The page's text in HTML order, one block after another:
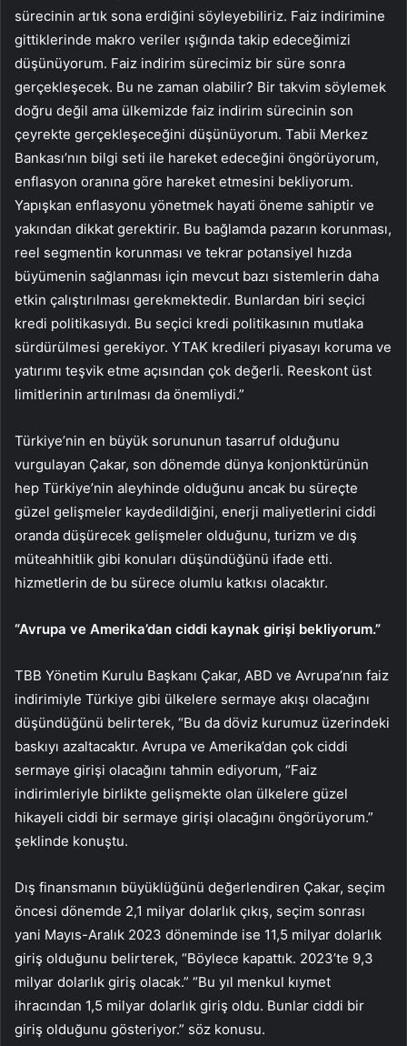
sürecinin artık sona erdiğini söyleyebiliriz. Faiz indirimine
gittiklerinde makro veriler ışığında takip edeceğimizi
düşünüyorum. Faiz indirim sürecimiz bir süre sonra
gerçekleşecek. Bu ne zaman olabilir? Bir takvim söylemek
doğru değil ama ülkemizde faiz indirim sürecinin son
çeyrekte gerçekleşeceğini düşünüyorum. Tabii Merkez
Bankası’nın bilgi seti ile hareket edeceğini öngörüyorum,
enflasyon oranına göre hareket etmesini bekliyorum.
Yapışkan enflasyonu yönetmek hayati öneme sahiptir ve
yakından dikkat gerektirir. Bu bağlamda pazarın korunması,
reel segmentin korunması ve tekrar potansiyel hızda
büyümenin sağlanması için mevcut bazı sistemlerin daha
etkin çalıştırılması gerekmektedir. Bunlardan biri seçici
kredi politikasıydı. Bu seçici kredi politikasının mutlaka
sürdürülmesi gerekiyor. YTAK kredileri piyasayı koruma ve
yatırımı teşvik etme açısından çok değerli. Reeskont üst
limitlerinin artırılması da önemliydi.”
Türkiye’nin en büyük sorununun tasarruf olduğunu
vurgulayan Çakar, son dönemde dünya konjonktürünün
hep Türkiye’nin aleyhinde olduğunu ancak bu süreçte
güzel gelişmeler kaydedildiğini, enerji maliyetlerini ciddi
oranda düşürecek gelişmeler olduğunu, turizm ve dış
müteahhitlik gibi konuları düşündüğünü ifade etti.
hizmetlerin de bu sürece olumlu katkısı olacaktır.
“Avrupa ve Amerika’dan ciddi kaynak girişi bekliyorum.”
TBB Yönetim Kurulu Başkanı Çakar, ABD ve Avrupa’nın faiz
indirimiyle Türkiye gibi ülkelere sermaye akışı olacağını
düşündüğünü belirterek, “Bu da döviz kurumuz üzerindeki
baskıyı azaltacaktır. Avrupa ve Amerika’dan çok ciddi
sermaye girişi olacağını tahmin ediyorum, “Faiz
indirimleriyle birlikte gelişmekte olan ülkelere güzel
hikayeli ciddi bir sermaye girişi olacağını öngörüyorum.”
şeklinde konuştu.
Dış finansmanın büyüklüğünü değerlendiren Çakar, seçim
öncesi dönemde 2,1 milyar dolarlık çıkış, seçim sonrası
yani Mayıs-Aralık 2023 döneminde ise 11,5 milyar dolarlık
giriş olduğunu belirterek, “Böylece kapattık. 2023’te 9,3
milyar dolarlık giriş olacak.” “Bu yıl menkul kıymet
ihracından 1,5 milyar dolarlık giriş oldu. Bunlar ciddi bir
giriş olduğunu gösteriyor.” söz konusu.